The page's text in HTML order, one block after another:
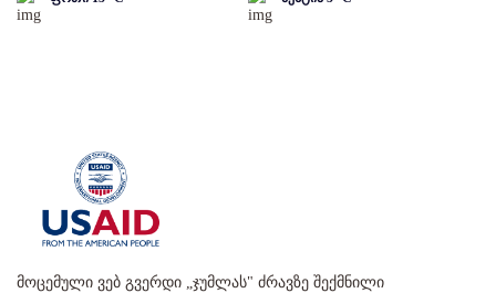
მოცემული ვებ გვერდი „ჯუმლას" ძრავზე შექმნილი